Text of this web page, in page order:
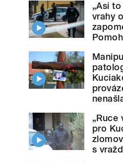
„Asi
vrahy
„Ruce
pro
s